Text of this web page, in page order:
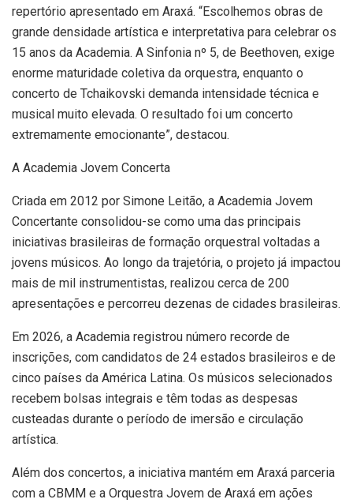
repertório apresentado em Araxá. “Escolhemos obras de
grande densidade artística e interpretativa para celebrar os
15 anos da Academia. A Sinfonia nº 5, de Beethoven, exige
enorme maturidade coletiva da orquestra, enquanto o
concerto de Tchaikovski demanda intensidade técnica e
musical muito elevada. O resultado foi um concerto
extremamente emocionante”, destacou.
A Academia Jovem Concerta
Criada em 2012 por Simone Leitão, a Academia Jovem
Concertante consolidou-se como uma das principais
iniciativas brasileiras de formação orquestral voltadas a
jovens músicos. Ao longo da trajetória, o projeto já impactou
mais de mil instrumentistas, realizou cerca de 200
apresentações e percorreu dezenas de cidades brasileiras.
Em 2026, a Academia registrou número recorde de
inscrições, com candidatos de 24 estados brasileiros e de
cinco países da América Latina. Os músicos selecionados
recebem bolsas integrais e têm todas as despesas
custeadas durante o período de imersão e circulação
artística.
Além dos concertos, a iniciativa mantém em Araxá parceria
com a CBMM e a Orquestra Jovem de Araxá em ações